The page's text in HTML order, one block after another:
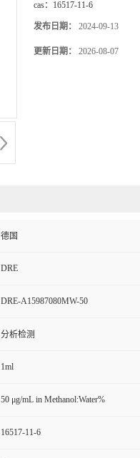
cas： 16517-11-6
发布日期： 2024-09-13
更新日期： 2026-08-07
德国
DRE
DRE-A15987080MW-50
分析检测
1ml
50 μg/mL in Methanol:Water%
16517-11-6